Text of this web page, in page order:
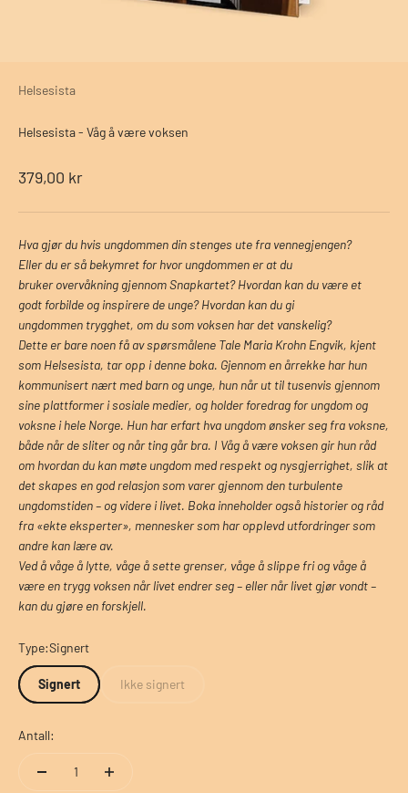
Helsesista
Helsesista - Våg å være voksen
Salgspris
379,00 kr
Hva gjør du hvis ungdommen din stenges ute fra vennegjengen?
Eller du er så bekymret for hvor ungdommen er at du
brukerovervåkning gjennom Snapkartet? Hvordan kan du være et
godt forbilde og inspirere de unge? Hvordan kan du gi
ungdommen trygghet, om du som voksen har det vanskelig?
Dette er bare noen få av spørsmålene Tale Maria Krohn Engvik, kjent
som Helsesista, tar opp i denne boka. Gjennom en årrekke har hun
kommunisert nært med barn og unge, hun når ut til tusenvis gjennom
sine plattformer i sosiale medier, og holder foredrag for ungdom og
voksne i hele Norge. Hun har erfart hva ungdom ønsker seg fra voksne,
både når de sliter og når ting går bra. I Våg å være voksen gir hun råd
om hvordan du kan møte ungdom med respekt og nysgjerrighet, slik at
det skapes en god relasjon som varergjennom den turbulente
ungdomstiden – og videre i livet. Boka inneholderogså historier og råd
fra «ekte eksperter», mennesker som har opplevdutfordringer som
andre kan lære av.
Ved å våge å lytte, våge å sette grenser, våge å slippe fri og våge å
være en trygg voksen når livet endrer seg – eller når livet gjør vondt –
kan du gjøre en forskjell.
Type:Signert
Signert Ikke signert
Antall: